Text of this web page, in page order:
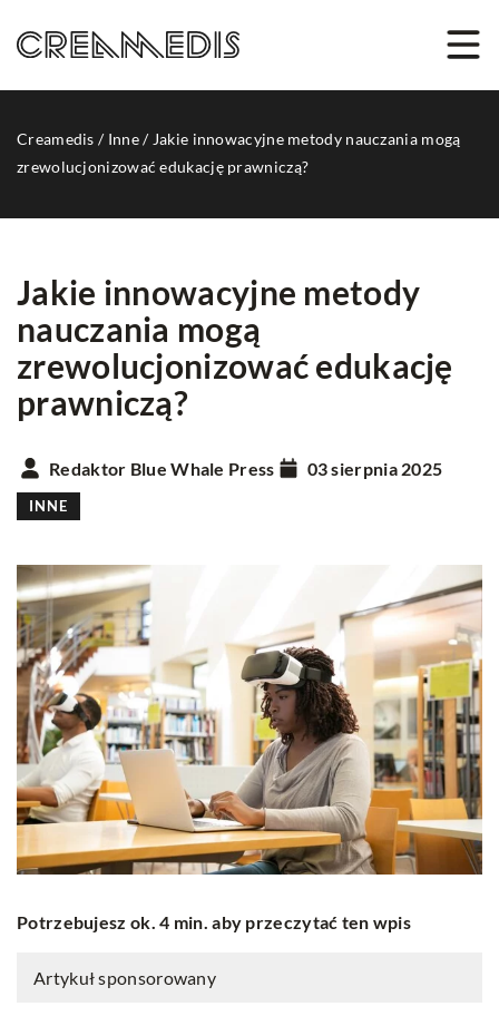
Creamedis / Inne/ Jakie innowacyjne metody nauczania mogą
zrewolucjonizować edukację prawniczą?
Jakie innowacyjne metody
nauczania mogą
zrewolucjonizować edukację
prawniczą?
Redaktor Blue Whale Press 03 sierpnia 2025
INNE
Potrzebujesz ok. 4 min. aby przeczytać ten wpis
Artykuł sponsorowany